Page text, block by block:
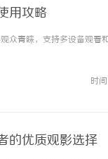
用攻略
众青睐，支持多设备观看
时
的优质观影选择